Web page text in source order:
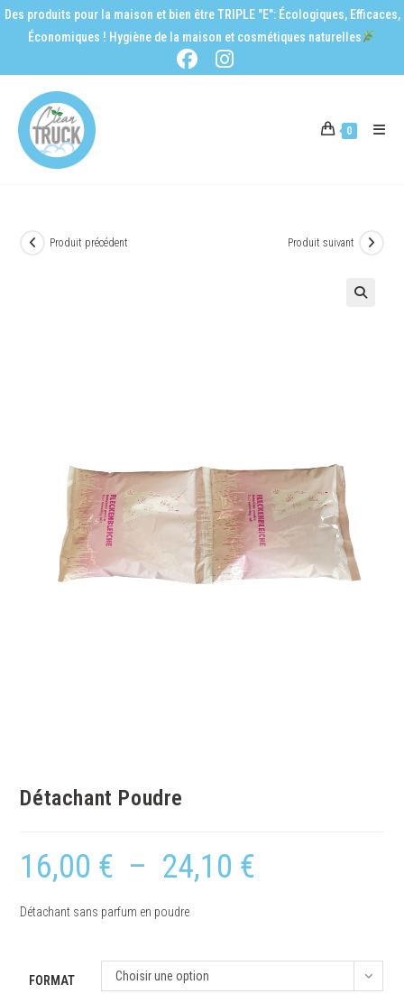
Des produits pour la maison et bien être TRIPLE "E": Écologiques, Efficaces,
Économiques ! Hygiène de la maison et cosmétiques naturelles
0
Produit précédent Produit suivant
Détachant Poudre
16,00 € – 24,10 €
Détachant sans parfum en poudre
FORMAT Choisir une option